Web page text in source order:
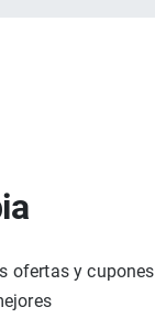
ofertas y cupones